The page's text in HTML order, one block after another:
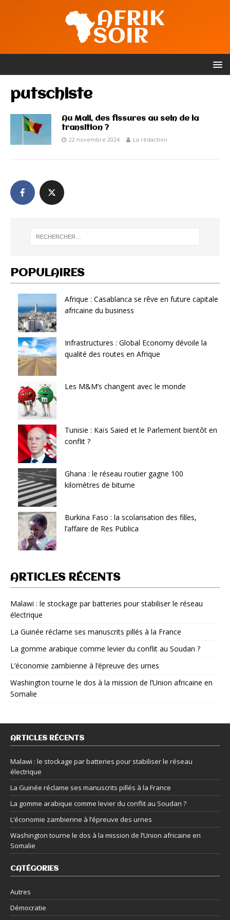
putschiste
Au Mali, des fissures au sein de la
transition ?
22 novembre 2024 La rédaction
POPULAIRES
Afrique : Casablanca se rêve en future capitale
africaine du business
Infrastructures : Global Economy dévoile la
qualité des routes en Afrique
Les M&M’s changent avec le monde
Tunisie : Kaïs Saied et le Parlement bientôt en
conflit ?
Ghana : le réseau routier gagne 100
kilomètres de bitume
Burkina Faso : la scolarisation des filles,
l’affaire de Res Publica
ARTICLES RÉCENTS
Malawi : le stockage par batteries pour stabiliser le réseau
électrique
La Guinée réclame ses manuscrits pillés à la France
La gomme arabique comme levier du conflit au Soudan ?
L’économie zambienne à l’épreuve des urnes
Washington tourne le dos à la mission de l’Union africaine en
Somalie
ARTICLES RÉCENTS
Malawi : le stockage par batteries pour stabiliser le réseau
électrique
La Guinée réclame ses manuscrits pillés à la France
La gomme arabique comme levier du conflit au Soudan ?
L’économie zambienne à l’épreuve des urnes
Washington tourne le dos à la mission de l’Union africaine en
Somalie
CATÉGORIES
Autres
Démocratie